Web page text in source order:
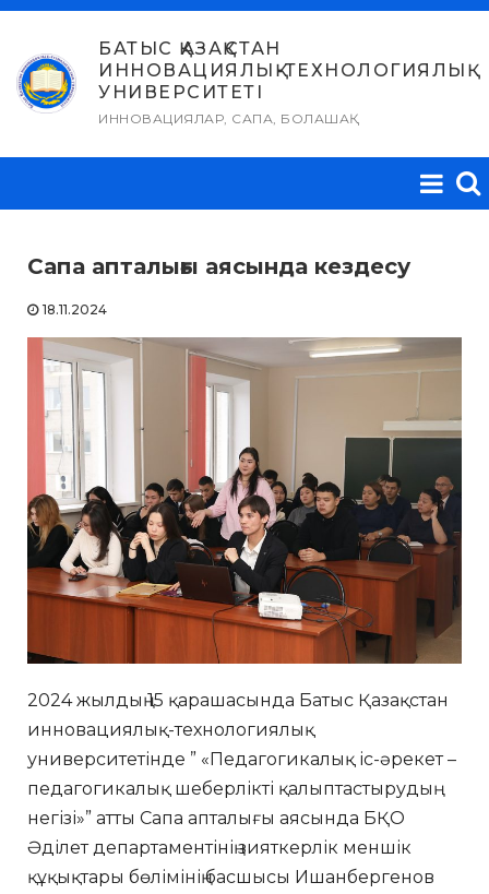
Skip
content
БАТЫС ҚАЗАҚСТАН
ИННОВАЦИЯЛЫҚ-ТЕХНОЛОГИЯЛЫҚ
УНИВЕРСИТЕТІ
ИННОВАЦИЯЛАР, САПА, БОЛАШАҚ
Сапа апталығы аясында кездесу
18.11.2024
2024 жылдың 15 қарашасында Батыс Қазақстан
инновациялық-технологиялық
университетінде ” «Педагогикалық іс-әрекет –
педагогикалық шеберлікті қалыптастырудың
негізі»” атты Сапа апталығы аясында БҚО
Әділет департаментінің зияткерлік меншік
құқықтары бөлімінің басшысы Ишанбергенов